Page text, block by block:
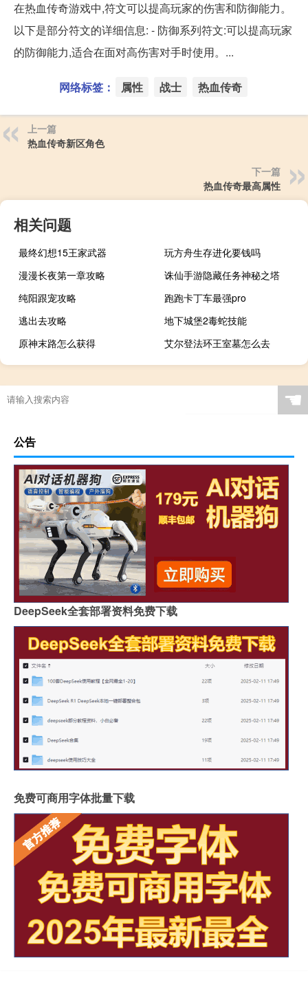
在热血传奇游戏中,符文可以提高玩家的伤害和防御能力。
以下是部分符文的详细信息: - 防御系列符文:可以提高玩家
的防御能力,适合在面对高伤害对手时使用。...
网络标签： 属性 战士 热血传奇
上一篇
热血传奇新区角色
下一篇
热血传奇最高属性
相关问题
最终幻想15王家武器
玩方舟生存进化要钱吗
漫漫长夜第一章攻略
诛仙手游隐藏任务神秘之塔
纯阳跟宠攻略
跑跑卡丁车最强pro
逃出去攻略
地下城堡2毒蛇技能
原神末路怎么获得
艾尔登法环王室墓怎么去
☚
公告
DeepSeek全套部署资料免费下载
免费可商用字体批量下载